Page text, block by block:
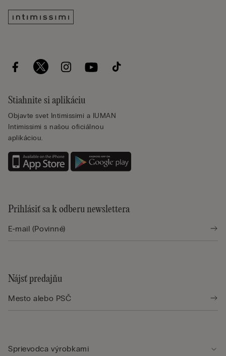
Stiahnite si aplikáciu
Objavte svet Intimissimi a IUMAN
Intimissimi s našou oficiálnou
aplikáciou.
Prihlásiť sa k odberu newslettera
Nájsť predajňu
Sprievodca výrobkami